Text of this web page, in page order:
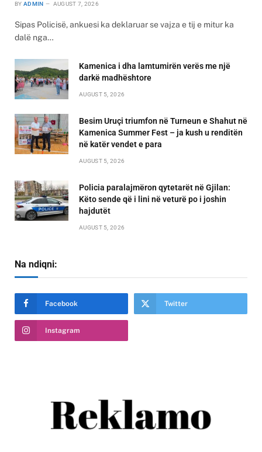
BY ADMIN AUGUST 7, 2026
Sipas Policisë, ankuesi ka deklaruar se vajza e tij e mitur ka
dalë nga…
Kamenica i dha lamtumirën verës me një
darkë madhështore
AUGUST 5, 2026
Besim Uruçi triumfon në Turneun e Shahut në
Kamenica Summer Fest – ja kush u renditën
në katër vendet e para
AUGUST 5, 2026
Policia paralajmëron qytetarët në Gjilan:
Këto sende që i lini në veturë po i joshin
hajdutët
AUGUST 5, 2026
Na ndiqni:
Facebook Twitter
Instagram